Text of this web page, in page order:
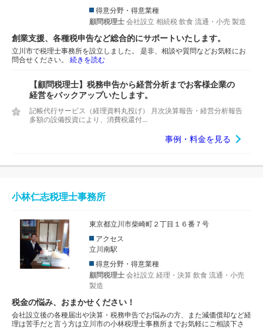
得意分野・得意業種
顧問税理士 会社設立 相続税 飲食 流通・小売 製造
創業支援、各種税申告など総合的にサポートいたします。
立川市で税理士事務所を設立しました。 是非、相談や質問などお気軽にお
問合せください。 続きを読む
【顧問税理士】税務申告から経営分析までお客様企業の
経営をバックアップいたします。
記帳代行サービス（経理資料丸投げ） 月次決算報告・経営分析報告
多額の設備投資により、消費税還付...
事例・料金を見る
小林仁志税理士事務所
東京都立川市柴崎町２丁目１６番７号
アクセス
立川南駅
得意分野・得意業種
顧問税理士 会社設立 経理・決算 飲食 流通・小売
製造
税金の悩み、おまかせください！
会社設立後の各種届出や決算・税務申告でお悩みの方、また減価償却など経
理は苦手だと言う方は立川市の小林税理士事務所までお気軽にご相談下さ